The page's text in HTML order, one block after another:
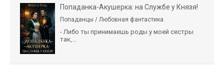
Попаданка-Акушерка: на Службе у Князя!
Попаданцы / Любовная фантастика
- Либо ты принимаешь роды у моей сестры
так,...